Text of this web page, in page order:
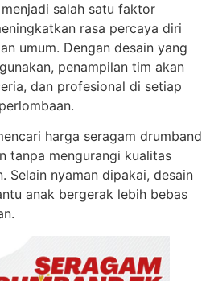
menjadi salah satu faktor
rasa percaya diri
umum. Dengan desain yang
penampilan tim akan
dan profesional di setiap
harga seragam drumband
tanpa mengurangi kualitas
Selain nyaman dipakai, desain
anak bergerak lebih bebas